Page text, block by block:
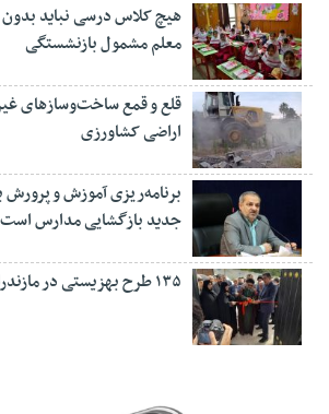
معلم مشمول بازنشستگی
اراضی کشاورزی
برنامه‌ریزی آموزش و
جدید بازگشایی مدارس است
۱۳۵ طرح بهزیستی در مازندران افتتاح شد